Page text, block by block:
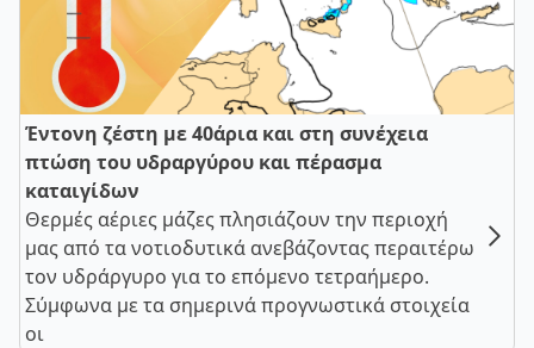
Έντονη ζέστη με 40άρια και στη συνέχεια
πτώση του υδραργύρου και πέρασμα
καταιγίδων
Θερμές αέριες μάζες πλησιάζουν την περιοχή
μας από τα νοτιοδυτικά ανεβάζοντας περαιτέρω
τον υδράργυρο για το επόμενο τετραήμερο.
Σύμφωνα με τα σημερινά προγνωστικά στοιχεία
οι